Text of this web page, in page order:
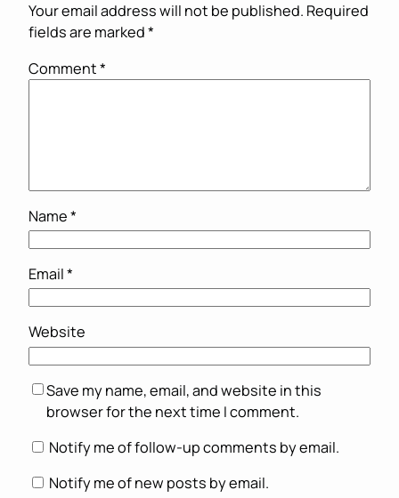
Your email address will not be published. Required
fields are marked*
Comment*
Name*
Email*
Website
Save my name, email, and website in this
browser for the next time I comment.
Notify me of follow-up comments by email.
Notify me of new posts by email.